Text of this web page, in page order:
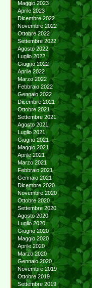
Maggio 2023
Aprile 2023
Dicembre 2022
Novembre 2022
Ottobre 2022
Settembre 2022
Agosto 2022
Luglio 2022
Giugno 2022
Aprile 2022
Marzo 2022
Febbraio 2022
Gennaio 2022
Dicembre 2021
Ottobre 2021
Settembre 2021
Agosto 2021
Luglio 2021
Giugno 2021
Maggio 2021
Aprile 2021
Marzo 2021
Febbraio 2021
Gennaio 2021
Dicembre 2020
Novembre 2020
Ottobre 2020
Settembre 2020
Agosto 2020
Luglio 2020
Giugno 2020
Maggio 2020
Aprile 2020
Marzo 2020
Gennaio 2020
Novembre 2019
Ottobre 2019
Settembre 2019